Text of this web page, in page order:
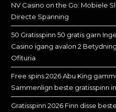
NV Casino on the Go: Mobiele
Directe Spanning
50 Gratisspinn 50 gratis garn
Casino igang avalon 2
Ofituria
Free spins 2026 Abu King
Sammenlign beste gratisspinn
Gratisspinn 2026 Finn disse